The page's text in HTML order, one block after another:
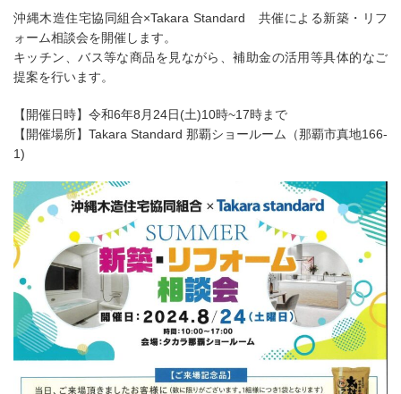
沖縄木造住宅協同組合×Takara Standard 共催による新築・リフ
ォーム相談会を開催します。
キッチン、バス等な商品を見ながら、補助金の活用等具体的なご
提案を行います。
【開催日時】令和6年8月24日(土)10時~17時まで
【開催場所】Takara Standard 那覇ショールーム（那覇市真地166-
1)